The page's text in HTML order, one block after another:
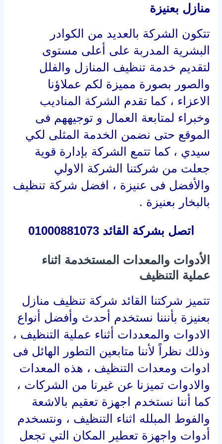
منازل بعنيزة
تتكون الشركة بالعديد من الكوادر
البشرية المدربة على أعلى مستوى
لتقديم خدمة تنظيف المنازل والفلل
والصور بصورة مميزة لكم عملاؤنا
الاعزاء ، كما تقدم الشركة المناديب
وخبراء لمتابعة العمال و توجيههم فى
الموقع حتى نضمن الخدمة المثلى لكي
سيدي ، كما تتمع الشركة بإدارة قوية
جعلت من شركتنا الشركة الاولي
والأفضل فى عنيزة ، افضل شركة تنظيف
بالبخار بعنيزة .
اتصل بشركة القائد 01000881073
الأدوات والمعدات المستخدمة اثناء
عملية التنظيف
تتميز شركتنا القائد شركة تنظيف منازل
بعنيزة بأنننا نستخدم أحدث وأفضل أنواع
الادوات والمعددات أثناء عملية التنظيف ،
وذلك نظراً لأننا متابعين التطور الهائل فى
ادوات ومعدات التنظيف ، هذه المعدات
والادوات تميزنا عن غيرنا من الشركات ،
كما أننا نستخدم اجهزة تعقيم بالاشعة
والفوط المبلله اثناء التنظيف ، ونتسخدم
أدوات واجهزة تعطير المكان التي تجعل